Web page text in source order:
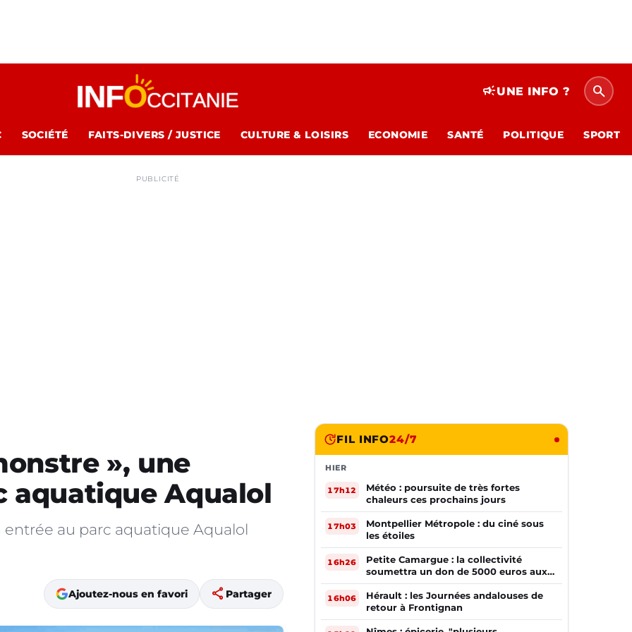
campaignUNE INFO ? search
SOCIÉTÉ FAITS-DIVERS / JUSTICE CULTURE & LOISIRS ECONOMIE SANTÉ POLITIQUE SPORT
PUBLICITÉ
», une
aquatique Aqualol
au parc aquatique Aqualol
Ajoutez-nous en favori share Partager
FIL INFO24/7
HIER
17h12
Météo : poursuite de très fortes
chaleurs ces prochains jours
17h03
Montpellier Métropole : du ciné sous
les étoiles
16h26
Petite Camargue : la collectivité
soumettra un don de 5000 euros aux
sinistrés de la Gironde
16h06
Hérault : les Journées andalouses de
retour à Frontignan